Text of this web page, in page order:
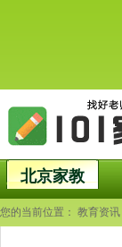
北京家教
您的当前位置： 教育资讯